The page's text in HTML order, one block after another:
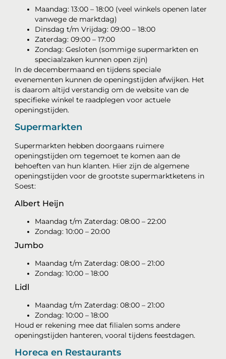
Maandag: 13:00 – 18:00 (veel winkels openen later
vanwege de marktdag)
Dinsdag t/m Vrijdag: 09:00 – 18:00
Zaterdag: 09:00 – 17:00
Zondag: Gesloten (sommige supermarkten en
speciaalzaken kunnen open zijn)
In de decembermaand en tijdens speciale
evenementen kunnen de openingstijden afwijken. Het
is daarom altijd verstandig om de website van de
specifieke winkel te raadplegen voor actuele
openingstijden.
Supermarkten
Supermarkten hebben doorgaans ruimere
openingstijden om tegemoet te komen aan de
behoeften van hun klanten. Hier zijn de algemene
openingstijden voor de grootste supermarktketens in
Soest:
Albert Heijn
Maandag t/m Zaterdag: 08:00 – 22:00
Zondag: 10:00 – 20:00
Jumbo
Maandag t/m Zaterdag: 08:00 – 21:00
Zondag: 10:00 – 18:00
Lidl
Maandag t/m Zaterdag: 08:00 – 21:00
Zondag: 10:00 – 18:00
Houd er rekening mee dat filialen soms andere
openingstijden hanteren, vooral tijdens feestdagen.
Horeca en Restaurants